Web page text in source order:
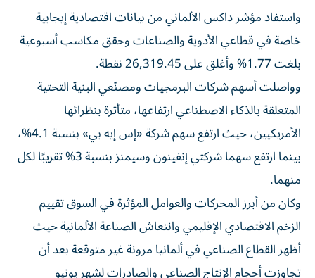
واستفاد مؤشر داكس الألماني من بيانات اقتصادية إيجابية
خاصة في قطاعي الأدوية والصناعات وحقق مكاسب أسبوعية
بلغت 1.77% وأغلق على 26,319.45 نقطة.
وواصلت أسهم شركات البرمجيات ومصنّعي البنية التحتية
المتعلقة بالذكاء الاصطناعي ارتفاعها، متأثرة بنظرائها
الأمريكيين، حيث ارتفع سهم شركة «إس إيه بي» بنسبة 4.1%،
بينما ارتفع سهما شركتي إنفينون وسيمنز بنسبة 3% تقريبًا لكل
منهما.
وكان من أبرز المحركات والعوامل المؤثرة في السوق تقييم
الزخم الاقتصادي الإقليمي وانتعاش الصناعة الألمانية حيث
أظهر القطاع الصناعي في ألمانيا مرونة غير متوقعة بعد أن